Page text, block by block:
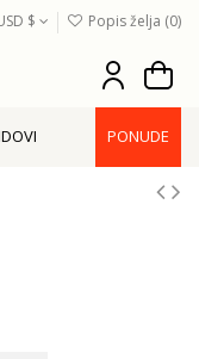
$ Popis želja (0)
PONUDE